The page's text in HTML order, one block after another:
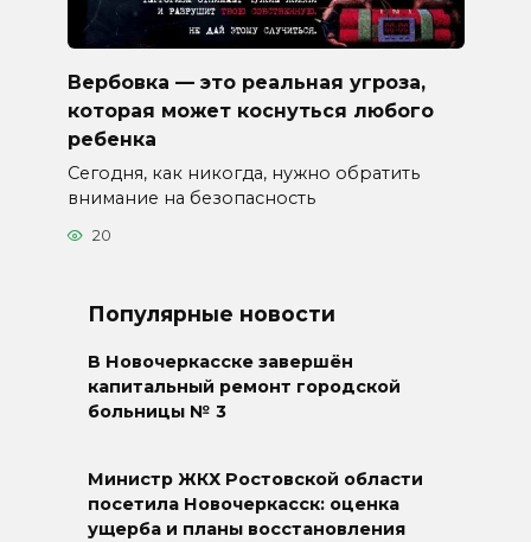
Вербовка — это реальная угроза,
которая может коснуться любого
ребенка
Сегодня, как никогда, нужно обратить
внимание на безопасность
20
Популярные новости
В Новочеркасске завершён
капитальный ремонт городской
больницы № 3
Министр ЖКХ Ростовской области
посетила Новочеркасск: оценка
ущерба и планы восстановления